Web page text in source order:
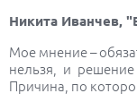
Никита Иванчев,
Мое мнение –
нельзя, и
Причина, по